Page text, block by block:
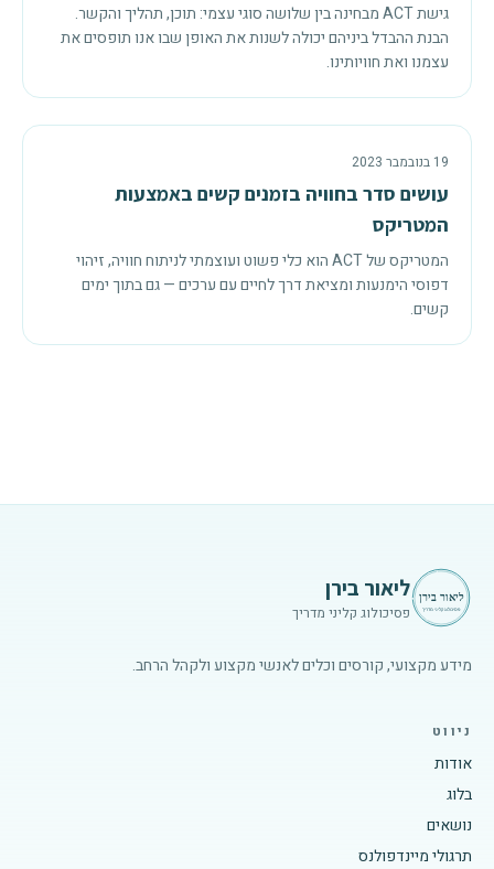
גישת ACT מבחינה בין שלושה סוגי עצמי: תוכן, תהליך והקשר.
הבנת ההבדל ביניהם יכולה לשנות את האופן שבו אנו תופסים את
עצמנו ואת חוויותינו.
19 בנובמבר 2023
עושים סדר בחוויה בזמנים קשים באמצעות
המטריקס
המטריקס של ACT הוא כלי פשוט ועוצמתי לניתוח חוויה, זיהוי
דפוסי הימנעות ומציאת דרך לחיים עם ערכים — גם בתוך ימים
קשים.
ליאור בירן
פסיכולוג קליני מדריך
מידע מקצועי, קורסים וכלים לאנשי מקצוע ולקהל הרחב.
ניווט
אודות
בלוג
נושאים
תרגולי מיינדפולנס